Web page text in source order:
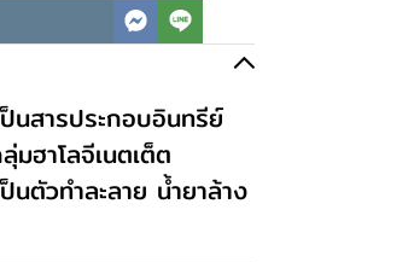
สารประกอบอินทรีย์
มฮาโลจีเนตเต็ต
ตัวทำละลาย น้ำยาล้าง